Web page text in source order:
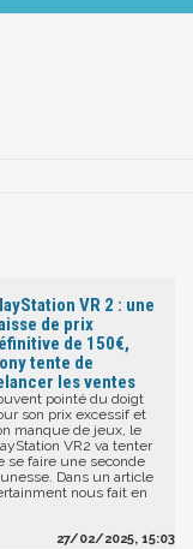
VR 2 : une
de prix
de 150€,
tente de
les ventes
pointé du doigt
son prix excessif et
manque de jeux, le
VR2 va tenter
se faire une seconde
Dans un article
nous fait en
27/02/2025, 15:03